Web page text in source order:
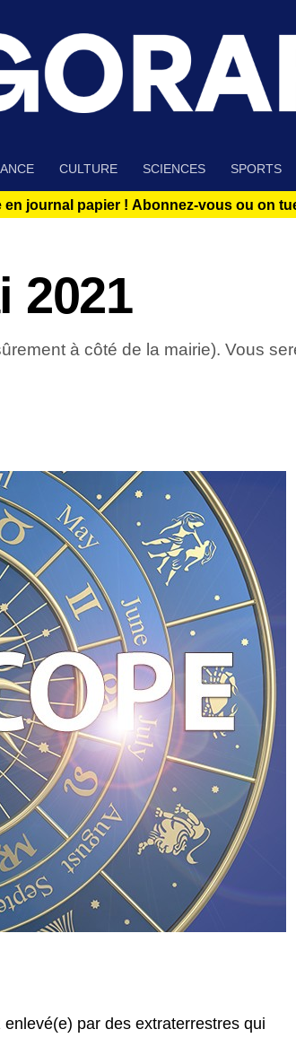
CULTURE SCIENCES SPORTS
en journal papier ! Abonnez-vous ou on
2021
à côté de la mairie). Vous
par des extraterrestres qui